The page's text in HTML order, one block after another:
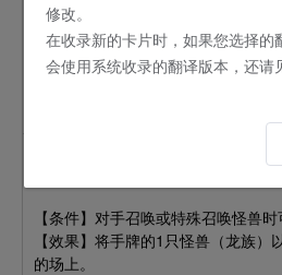
反攻的龙击
【条件】自己场上的怪兽（龙族）
【条件】对手召唤或特殊召唤怪兽时
【效果】将手牌的1只怪兽（龙族）
的场上。
修改。
在收录新的卡片时，如果您选择的
会使用系统收录的翻译版本，还请